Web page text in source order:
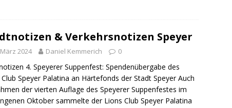
& Verkehrsnotizen Speyer
2024 Daniel Kemmerich 0
4. Speyerer Suppenfest: Spendenübergabe des
Speyer Palatina an Härtefonds der Stadt Speyer Auch
der vierten Auflage des Speyerer Suppenfestes im
Oktober sammelte der Lions Club Speyer Palatina